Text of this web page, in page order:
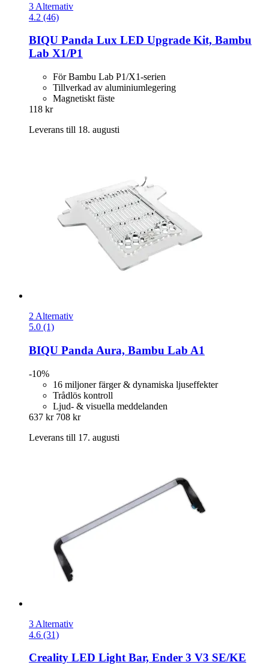
3 Alternativ
4.2 (46)
BIQU Panda Lux LED Upgrade Kit, Bambu
Lab X1/P1
För Bambu Lab P1/X1-serien
Tillverkad av aluminiumlegering
Magnetiskt fäste
118 kr
Leverans till 18. augusti
2 Alternativ
5.0 (1)
BIQU Panda Aura, Bambu Lab A1
-10%
16 miljoner färger & dynamiska ljuseffekter
Trådlös kontroll
Ljud- & visuella meddelanden
637 kr 708 kr
Leverans till 17. augusti
3 Alternativ
4.6 (31)
Creality LED Light Bar, Ender 3 V3 SE/KE